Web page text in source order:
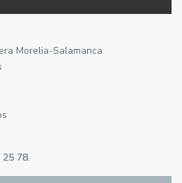
Morelia-Salamanca
78.